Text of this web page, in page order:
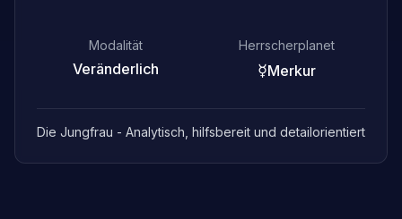
Modalität
Veränderlich
Herrscherplanet
☿Merkur
Die Jungfrau - Analytisch, hilfsbereit und detailorientiert